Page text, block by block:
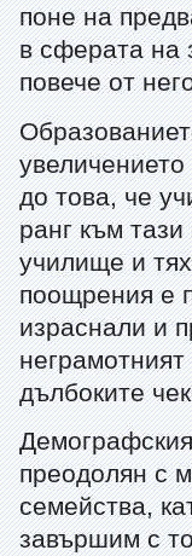
поне на
в сферата на
повече от
до това, че
ранг към
училище и
поощрения е
израснали и
дълбоките
преодолян с
семейства,
завършим с